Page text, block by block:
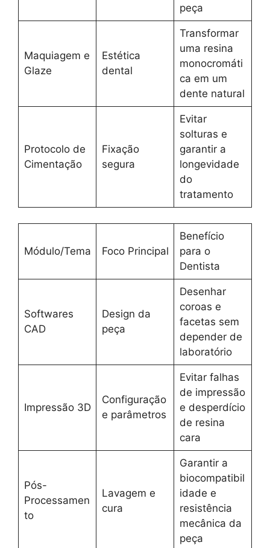
peça
Maquiagem e
Glaze
Estética
dental
Transformar
uma resina
monocromáti
ca em um
dente natural
Protocolo de
Cimentação
Fixação
segura
Evitar
solturas e
garantir a
longevidade
do
tratamento
Módulo/Tema Foco Principal
Benefício
para o
Dentista
Softwares
CAD
Design da
peça
Desenhar
coroas e
facetas sem
depender de
laboratório
Impressão 3D
Configuração
e parâmetros
Evitar falhas
de impressão
e desperdício
de resina
cara
Pós-
Processamen
to
Lavagem e
cura
Garantir a
biocompatibil
idade e
resistência
mecânica da
peça